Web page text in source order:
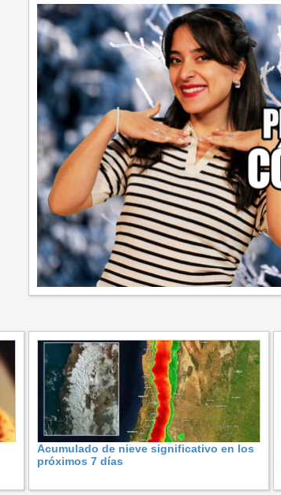
Acumulado de nieve significativo en los
próximos 7 días